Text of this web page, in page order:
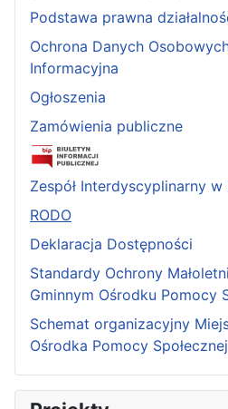
Podstawa prawna
Ochrona Danych
Informacyjna
Ogłoszenia
Zamówienia publiczne
Zespół Interdyscyplinarny w
RODO
Deklaracja Dostępności
Standardy Ochrony
Gminnym Ośrodku Pomocy
Schemat organizacyjny
Ośrodka Pomocy